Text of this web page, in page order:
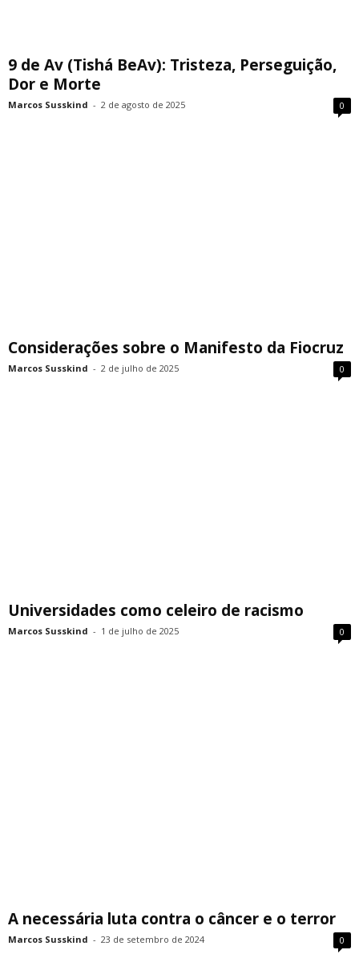
9 de Av (Tishá BeAv): Tristeza, Perseguição,
Dor e Morte
Marcos Susskind - 2 de agosto de 2025 0
Considerações sobre o Manifesto da Fiocruz
Marcos Susskind - 2 de julho de 2025 0
Universidades como celeiro de racismo
Marcos Susskind - 1 de julho de 2025 0
A necessária luta contra o câncer e o terror
Marcos Susskind - 23 de setembro de 2024 0